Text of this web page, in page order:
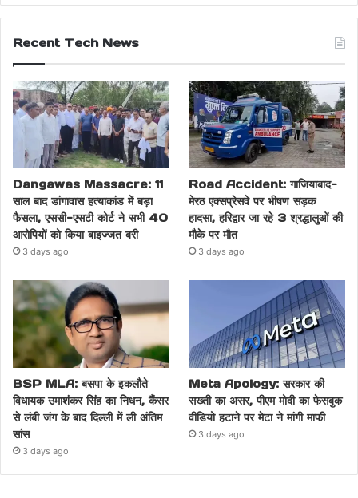
Recent Tech News
Dangawas Massacre: 11
साल बाद डांगावास हत्याकांड में बड़ा
फैसला, एससी-एसटी कोर्ट ने सभी 40
आरोपियों को किया बाइज्जत बरी
3 days ago
Road Accident: गाजियाबाद-
मेरठ एक्सप्रेसवे पर भीषण सड़क
हादसा, हरिद्वार जा रहे 3 श्रद्धालुओं की
मौके पर मौत
3 days ago
BSP MLA: बसपा के इकलौते
विधायक उमाशंकर सिंह का निधन, कैंसर
से लंबी जंग के बाद दिल्ली में ली अंतिम
सांस
3 days ago
Meta Apology: सरकार की
सख्ती का असर, पीएम मोदी का फेसबुक
वीडियो हटाने पर मेटा ने मांगी माफी
3 days ago